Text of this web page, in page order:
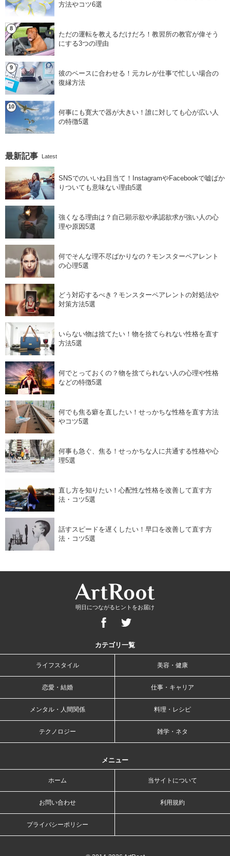
方法やコツ6選
ただの運転を教えるだけだろ！教習所の教官が偉そう
にする3つの理由
彼のペースに合わせる！元カレが仕事で忙しい場合の
復縁方法
何事にも寛大で器が大きい！誰に対しても心が広い人
の特徴5選
最新記事 Latest
SNSでのいいね目当て！InstagramやFacebookで嘘ばか
りついても意味ない理由5選
強くなる理由は？自己顕示欲や承認欲求が強い人の心
理や原因5選
何でそんな理不尽ばかりなの？モンスターペアレント
の心理5選
どう対応するべき？モンスターペアレントの対処法や
対策方法5選
いらない物は捨てたい！物を捨てられない性格を直す
方法5選
何でとっておくの？物を捨てられない人の心理や性格
などの特徴5選
何でも焦る癖を直したい！せっかちな性格を直す方法
やコツ5選
何事も急ぐ、焦る！せっかちな人に共通する性格や心
理5選
直し方を知りたい！心配性な性格を改善して直す方
法・コツ5選
話すスピードを遅くしたい！早口を改善して直す方
法・コツ5選
明日につながるヒントをお届け
カテゴリ一覧
ライフスタイル 美容・健康
恋愛・結婚 仕事・キャリア
メンタル・人間関係 料理・レシピ
テクノロジー 雑学・ネタ
メニュー
ホーム 当サイトについて
お問い合わせ 利用規約
プライバシーポリシー